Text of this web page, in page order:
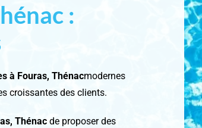
:
à Fouras, Thénacmodernes
croissantes des clients.
Thénacde proposer des